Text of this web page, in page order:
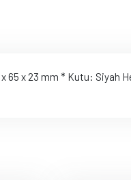
65 x 23 mm * Kutu: Siyah